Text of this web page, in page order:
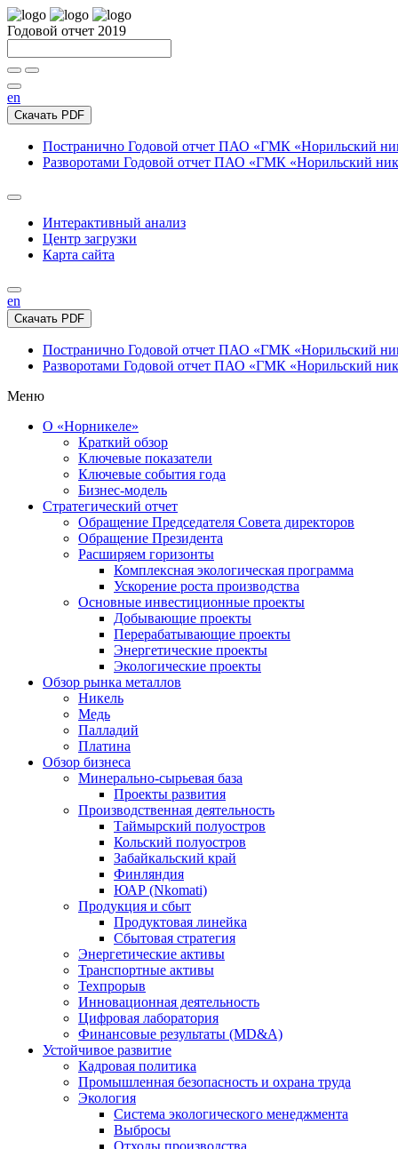
Годовой отчет 2019
en
Скачать PDF
Постранично Годовой отчет ПАО «ГМК «Норильский
Разворотами Годовой отчет ПАО «ГМК «Норильский
Интерактивный анализ
Центр загрузки
Карта сайта
en
Скачать PDF
Постранично Годовой отчет ПАО «ГМК «Норильский
Разворотами Годовой отчет ПАО «ГМК «Норильский
Меню
О «Норникеле»
Краткий обзор
Ключевые показатели
Ключевые события года
Бизнес-модель
Стратегический отчет
Обращение Председателя Совета директоров
Обращение Президента
Расширяем горизонты
Комплексная экологическая программа
Ускорение роста производства
Основные инвестиционные проекты
Добывающие проекты
Перерабатывающие проекты
Энергетические проекты
Экологические проекты
Обзор рынка металлов
Никель
Медь
Палладий
Платина
Обзор бизнеса
Минерально-сырьевая база
Проекты развития
Производственная деятельность
Таймырский полуостров
Кольский полуостров
Забайкальский край
Финляндия
ЮАР (Nkomati)
Продукция и сбыт
Продуктовая линейка
Сбытовая стратегия
Энергетические активы
Транспортные активы
Техпрорыв
Инновационная деятельность
Цифровая лаборатория
Финансовые результаты (MD&A)
Устойчивое развитие
Кадровая политика
Промышленная безопасность и охрана труда
Экология
Система экологического менеджмента
Выбросы
Отходы производства